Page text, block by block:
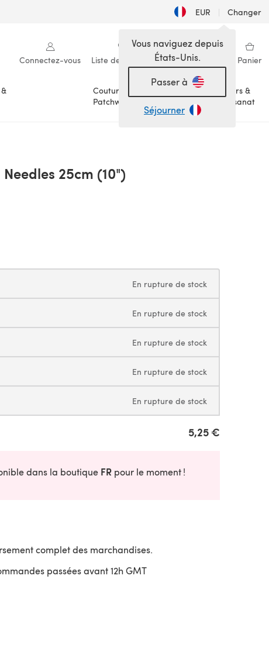
EUR | Changer
Connectez-vous Liste de souhaits Ma bibliothèque Panier
Couture &
Patchwork
Loisirs &
Artisanat
Vous naviguez depuis
États-Unis.
Passer à
Séjourner
25cm (10")
En rupture de stock
En rupture de stock
En rupture de stock
En rupture de stock
En rupture de stock
5,25 €
dans la boutique FR pour le moment !
complet des marchandises.
passées avant 12h GMT